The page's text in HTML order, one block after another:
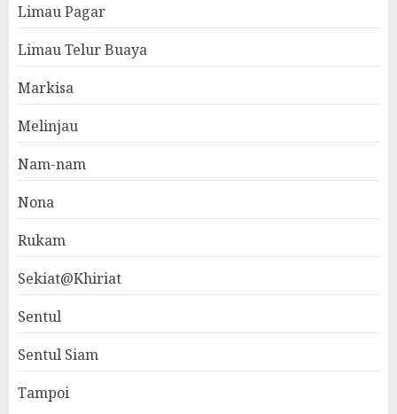
Limau Pagar
Limau Telur Buaya
Markisa
Melinjau
Nam-nam
Nona
Rukam
Sekiat@Khiriat
Sentul
Sentul Siam
Tampoi